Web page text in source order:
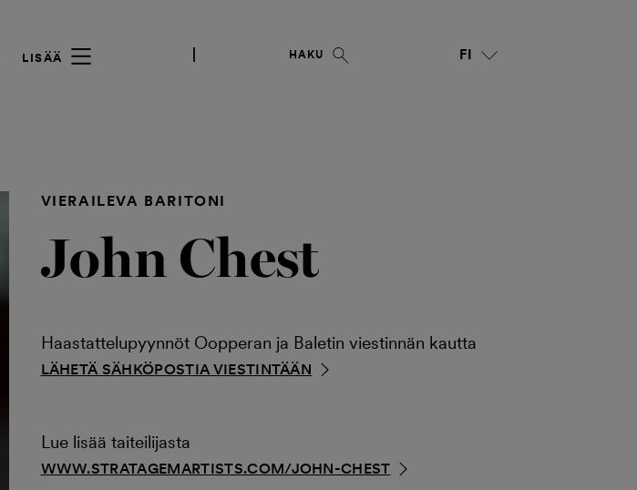
LISÄÄ HAKU FI
VIERAILEVA BARITONI
John Chest
Haastattelupyynnöt Oopperan ja Baletin viestinnän kautta
LÄHETÄ SÄHKÖPOSTIA VIESTINTÄÄN
Lue lisää taiteilijasta
WWW.STRATAGEMARTISTS.COM/JOHN-CHEST